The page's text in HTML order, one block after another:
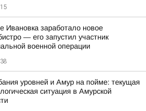
Ивановка заработало новое
— его запустил участник
военной операции
уровней и Амур на пойме: текущая
ситуация в Амурской